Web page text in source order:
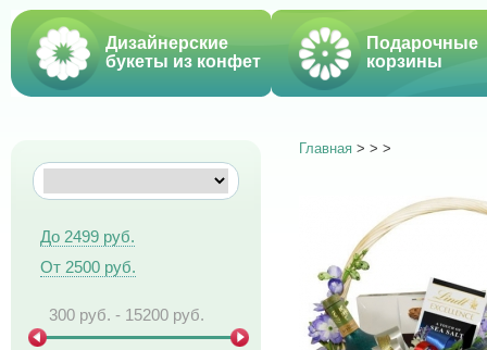
Дизайнерские
букеты из конфет
Подарочные
корзины
До 2499 руб.
От 2500 руб.
Главная > > >